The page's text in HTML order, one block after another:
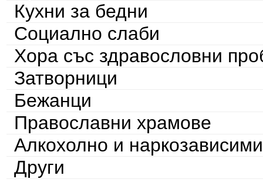
Кухни за бедни
Социално слаби
Хора със здравословни
Затворници
Бежанци
Православни храмове
Алкохолно и наркозависими
Други